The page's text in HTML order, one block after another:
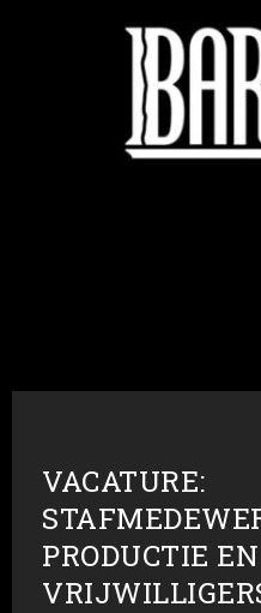
VACATURE:
PRODUCTIE EN